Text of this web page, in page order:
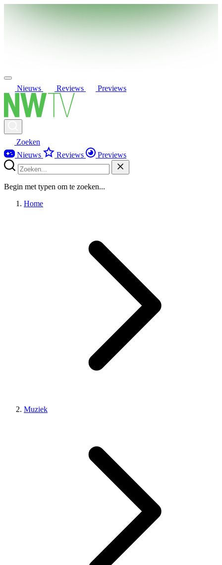
Nieuws Reviews Previews
Zoeken
Nieuws
Reviews Previews
Begin met typen om te zoeken...
Home
Muziek